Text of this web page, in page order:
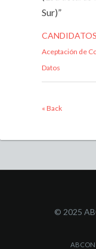
Sur)”
Aceptación de
Datos
« Back
© 2025
ABCON